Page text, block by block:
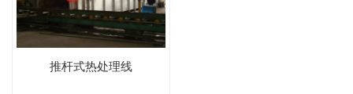
推杆式热处理线